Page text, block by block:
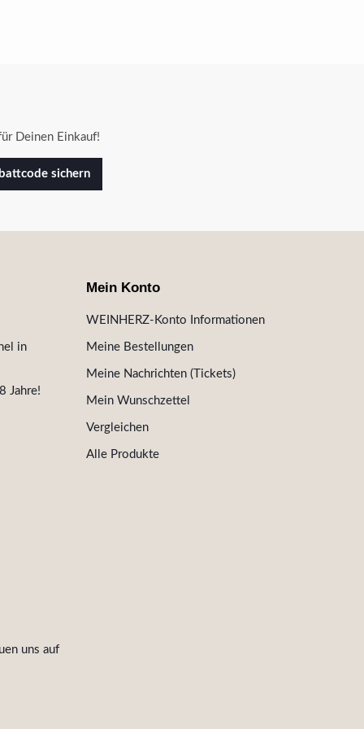
Deinen Einkauf!
sichern
in
Jahre!
uns auf
Mein Konto
WEINHERZ-Konto Informationen
Meine Bestellungen
Meine Nachrichten (Tickets)
Mein Wunschzettel
Vergleichen
Alle Produkte